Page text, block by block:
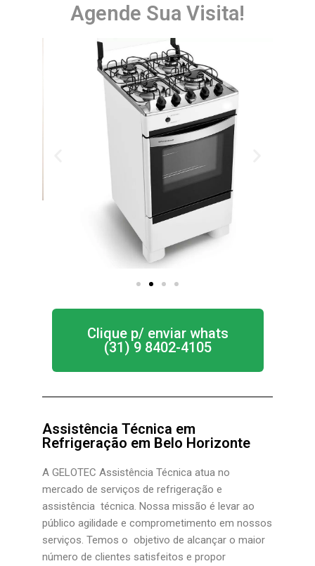
Agende Sua Visita!
Clique p/ enviar whats
(31) 9 8402-4105
Assistência Técnica em
Refrigeração em Belo Horizonte
A GELOTEC Assistência Técnica atua no
mercado de serviços de refrigeração e
assistência técnica. Nossa missão é levar ao
público agilidade e comprometimento em nossos
serviços. Temos o objetivo de alcançar o maior
número de clientes satisfeitos e propor